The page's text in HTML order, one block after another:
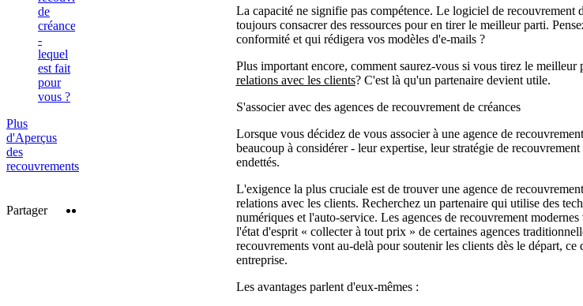
La capacité ne signifie pas compétence. Le logiciel de recouvrement
toujours consacrer des ressources pour en tirer le meilleur parti.
conformité et qui rédigera vos modèles d'e-mails ?
Plus important encore, comment saurez-vous si vous tirez le meilleur
relations avec les clients? C'est là qu'un partenaire devient utile.
S'associer avec des agences de recouvrement de créances
Lorsque vous décidez de vous associer à une agence de
beaucoup à considérer - leur expertise, leur stratégie de
endettés.
L'exigence la plus cruciale est de trouver une agence de
relations avec les clients. Recherchez un partenaire qui utilise des
numériques et l'auto-service. Les agences de recouvrement
l'état d'esprit « collecter à tout prix » de certaines agences
recouvrements vont au-delà pour soutenir les clients dès le départ,
entreprise.
Les avantages parlent d'eux-mêmes :
de
créances
-
lequel
est fait
pour
vous ?
Plus
d'Aperçus
des
recouvrements
Partager